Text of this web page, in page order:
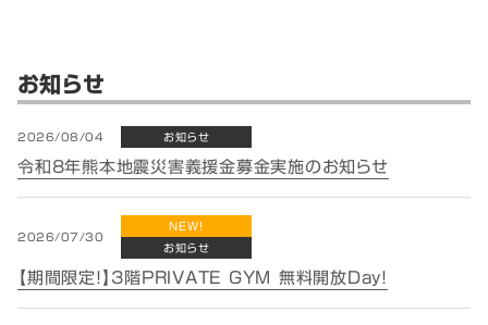
お知らせ
2026/08/04 お知らせ
令和8年熊本地震災害義援金募金実施のお知らせ
2026/07/30
NEW!
お知らせ
【期間限定！】3階PRIVATE GYM 無料開放Day！